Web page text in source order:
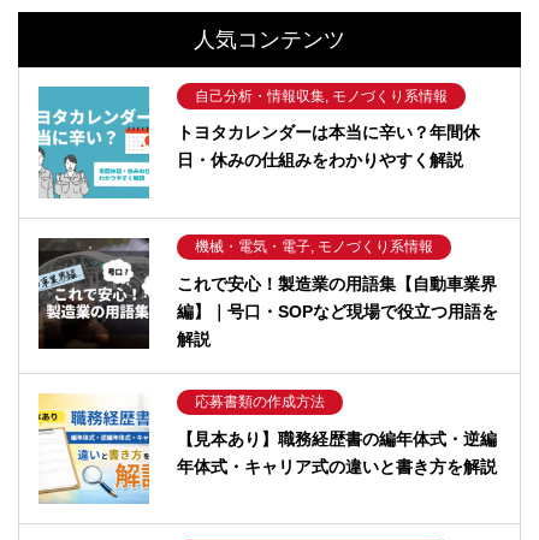
人気コンテンツ
自己分析・情報収集, モノづくり系情報
トヨタカレンダーは本当に辛い？年間休
日・休みの仕組みをわかりやすく解説
機械・電気・電子, モノづくり系情報
これで安心！製造業の用語集【自動車業界
編】｜号口・SOPなど現場で役立つ用語を
解説
応募書類の作成方法
【見本あり】職務経歴書の編年体式・逆編
年体式・キャリア式の違いと書き方を解説